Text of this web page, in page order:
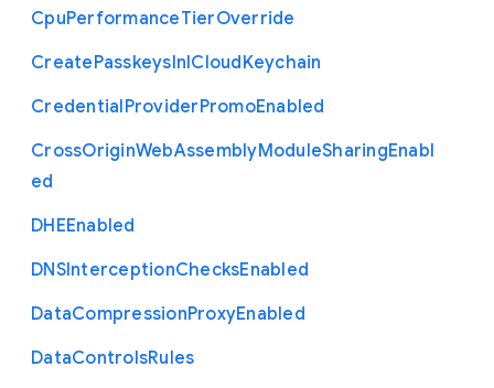
CpuPerformanceTierOverride
CreatePasskeysInICloudKeychain
CredentialProviderPromoEnabled
CrossOriginWebAssemblyModuleSharingEnabl
ed
DHEEnabled
DNSInterceptionChecksEnabled
DataCompressionProxyEnabled
DataControlsRules